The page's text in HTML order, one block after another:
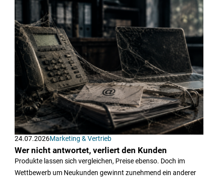
24.07.2026Marketing & Vertrieb
Wer nicht antwortet, verliert den Kunden
Produkte lassen sich vergleichen, Preise ebenso. Doch im
Wettbewerb um Neukunden gewinnt zunehmend ein anderer